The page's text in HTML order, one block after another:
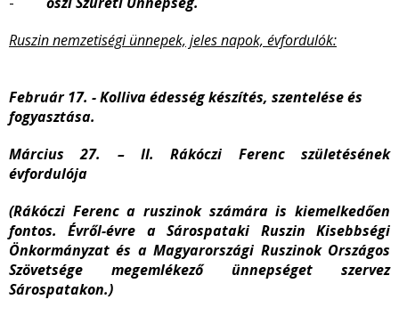
Ruszin nemzetiségi ünnepek, jeles napok, évfordulók:
Február 17. - Kolliva édesség készítés, szentelése és
fogyasztása.
Március 27. – II. Rákóczi Ferenc születésének
évfordulója
(Rákóczi Ferenc a ruszinok számára is kiemelkedően
fontos. Évről-évre a Sárospataki Ruszin Kisebbségi
Önkormányzat és a Magyarországi Ruszinok Országos
Szövetsége megemlékező ünnepséget szervez
Sárospatakon.)